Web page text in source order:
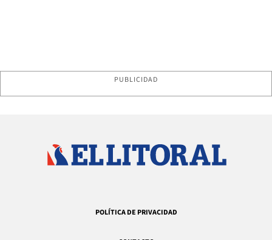
PUBLICIDAD
POLÍTICA DE PRIVACIDAD